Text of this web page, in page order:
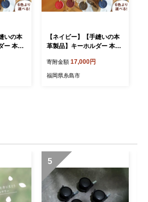
いの本
ー 本革
【ネイビー】【手縫いの本
革製品】キーホルダー 本革
002-2]
寄附金額 17,000円
福岡県糸島市
5